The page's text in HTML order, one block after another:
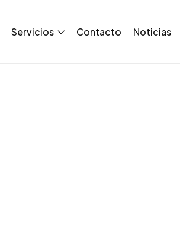
Servicios Contacto Noticias